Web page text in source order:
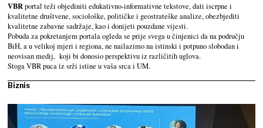
VBRportal teži objediniti edukativno-informativne tekstove, dati iscrpne i
kvalitetne društvene, sociološke, političke i geostrateške analize, obezbjediti
kvalitetne zabavne sadržaje, kao i donijeti pouzdane vijesti.
Pobuda za pokretanjem portala ogleda se prije svega u činjenici da na području
BiH, a u velikoj mjeri i regiona, ne nailazimo na istinski i potpuno slobodan i
neovisan medij, koji bi donosio perspektivu iz različitih uglova.
Stoga VBR puca iz srži istine u vaša srca i UM.
Biznis